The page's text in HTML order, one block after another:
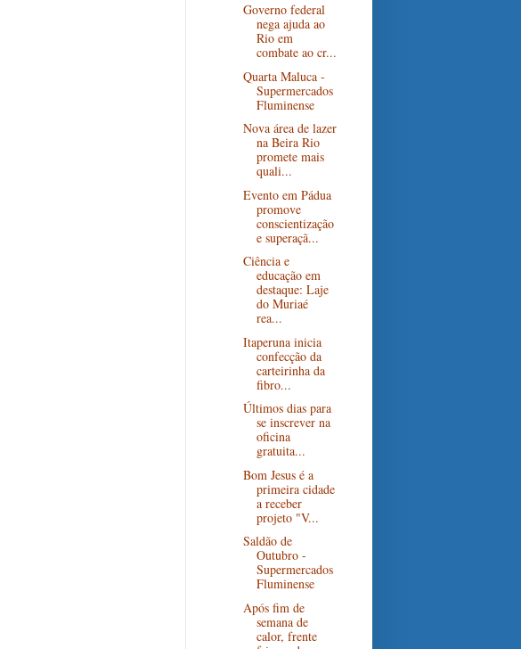
Governo federal
nega ajuda ao
Rio em
combate ao cr...
Quarta Maluca -
Supermercados
Fluminense
Nova área de lazer
na Beira Rio
promete mais
quali...
Evento em Pádua
promove
conscientização
e superaçã...
Ciência e
educação em
destaque: Laje
do Muriaé
rea...
Itaperuna inicia
confecção da
carteirinha da
fibro...
Últimos dias para
se inscrever na
oficina
gratuita...
Bom Jesus é a
primeira cidade
a receber
projeto "V...
Saldão de
Outubro -
Supermercados
Fluminense
Após fim de
semana de
calor, frente